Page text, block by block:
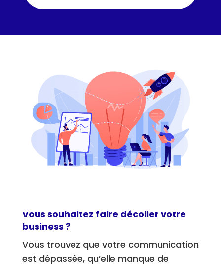
Vous souhaitez faire décoller votre
business ?
Vous trouvez que votre communication
est dépassée, qu’elle manque de